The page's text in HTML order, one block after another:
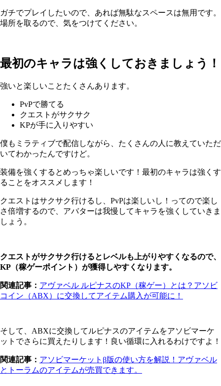
ガチでプレイしたいので、あれば無駄なスペースは無用です。
場所を取るので、気をつけてください。
最初のキャラは強くしておきましょう！
強いと楽しいことたくさんあります。
PvPで勝てる
クエストがサクサク
KPが手に入りやすい
僕もミラティブで配信しながら、たくさんの人に教えていただ
いてわかったんですけど。
装備を強くするとめっちゃ楽しいです！最初のキャラは強くす
ることをオススメします！
クエストはサクサク行けるし、PvPは楽しいし！ってので楽し
さ倍増するので、アバターは我慢してキャラを強くしていきま
しょう。
クエストがサクサク行けるとレベルも上がりやすくなるので、
KP（稼ゲーポイント）が獲得しやすくなります。
関連記事： アヴァベル ルピナスのKP（稼ゲー）とは？アソビ
コイン（ABX）に交換してアイテム購入が可能に！
そして、ABXに交換してルピナスのアイテムをアソビマーケ
ットでさらに買えたりします！良い循環に入れるわけですよ！
関連記事： アソビマーケットβ版の使い方を解説！アヴァベル
とトーラムのアイテムが売買できます。